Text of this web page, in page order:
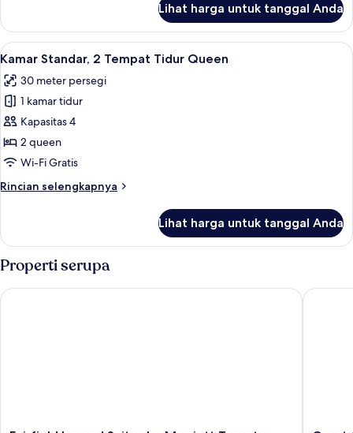
Queen
Kamar
Standar,
1
Tidur
Queen
Lihat harga untuk tanggal Anda
Lihat
semua
foto
untuk
Kamar
Standar,
2
Tidur
Kamar Standar, 2 Tempat Tidur
3
Kamar Standar, 2 Tempat Tidur Queen
30 meter persegi
1 kamar tidur
Kapasitas 4
2 queen
Wi-Fi Gratis
Rincian selengkapnya
Rincian
Kamar
Standar,
2
Tempat
Tidur
Lihat harga untuk tanggal Anda
Properti serupa
Fairfield Inn and Suites by Marriott Toronto Airport Great